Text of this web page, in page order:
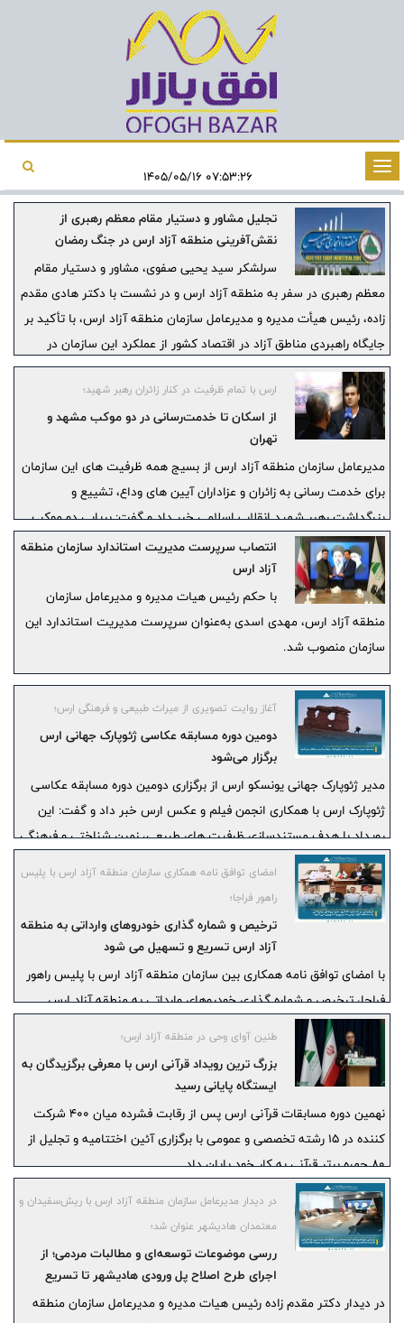
تغییر
وضعیت
تجلیل مشاور و دستیار مقام معظم رهبری از
نقش‌آفرینی منطقه آزاد ارس در جنگ رمضان
سرلشکر سید یحیی صفوی، مشاور و دستیار مقام
معظم رهبری در سفر به منطقه آزاد ارس و در نشست با دکتر هادی مقدم‌
زاده، رئیس هیأت‌ مدیره و مدیرعامل سازمان منطقه آزاد ارس، با تأکید بر
جایگاه راهبردی مناطق آزاد در اقتصاد کشور از عملکرد این سازمان در
دوران جنگ رمضان، تأمین کالاهای اساسی، پشتیبانی از تولید و توسعه
زیرساخت‌ های اقتصادی قدردانی کرد.ارس با تمام ظرفیت در کنار زائران رهبر شهید؛
از اسکان تا خدمت‌رسانی در دو موکب مشهد و
تهران
مدیرعامل سازمان منطقه آزاد ارس از بسیج همه ظرفیت‌ های این سازمان
برای خدمت‌ رسانی به زائران و عزاداران آیین‌ های وداع، تشییع و
بزرگداشت رهبر شهید انقلاب اسلامی خبر داد و گفت: برپایی دو موکب
در تهران و مشهد، اعزام کاروان‌ های مردمی، ارائه خدمات اسکان و توزیع
۳۰ هزار بسته فرهنگی و تبلیغاتی از مهم‌ ترین برنامه‌ های پیش‌ بینی‌شده
برای این ایام است.
انتصاب سرپرست مدیریت استاندارد سازمان منطقه
آزاد ارس
با حکم رئیس هیات‌ مدیره و مدیرعامل سازمان
منطقه آزاد ارس، مهدی اسدی به‌عنوان سرپرست مدیریت استاندارد این
سازمان منصوب شد.
آغاز روایت تصویری از میراث طبیعی و فرهنگی ارس؛
دومین دوره مسابقه عکاسی ژئوپارک جهانی ارس
برگزار می‌شود
مدیر ژئوپارک جهانی یونسکو ارس از برگزاری دومین دوره مسابقه عکاسی
ژئوپارک ارس با همکاری انجمن فیلم و عکس ارس خبر داد و گفت: این
رویداد با هدف مستندسازی ظرفیت‌ های طبیعی، زمین‌ شناختی و فرهنگی
اسفندماه برگزار خواهد شد.
امضای توافق نامه همکاری سازمان منطقه آزاد ارس با پلیس
راهور فراجا؛
ترخیص و شماره‌ گذاری خودروهای وارداتی به منطقه
آزاد ارس تسریع و تسهیل می شود
با امضای توافق نامه همکاری بین سازمان منطقه آزاد ارس با پلیس راهور
فراجا، ترخیص و شماره‌ گذاری خودروهای وارداتی به منطقه آزاد ارس
تسریع و تسهیل می شود.طنین آوای وحی در منطقه آزاد ارس؛
بزرگ ‌ترین رویداد قرآنی ارس با معرفی برگزیدگان به
ایستگاه پایانی رسید
نهمین دوره مسابقات قرآنی ارس پس از رقابت فشرده میان ۴۰۰ شرکت
کننده در ۱۵ رشته تخصصی و عمومی با برگزاری آئین اختتامیه و تجلیل از
۸۰ چهره برتر قرآنی به کار خود پایان داد.
در دیدار مدیرعامل سازمان منطقه آزاد ارس با ریش‌سفیدان و
معتمدان هادیشهر عنوان شد؛
ررسی موضوعات توسعه‌ای و مطالبات مردمی؛ از
اجرای طرح اصلاح پل ورودی هادیشهر تا تسریع
پروژه فاضلاب
در دیدار دکتر مقدم زاده رئیس هیات مدیره و مدیرعامل سازمان منطقه